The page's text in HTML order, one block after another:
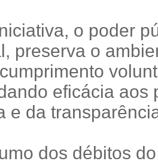
o poder
preserva o
eficácia aos
e da
dos débitos